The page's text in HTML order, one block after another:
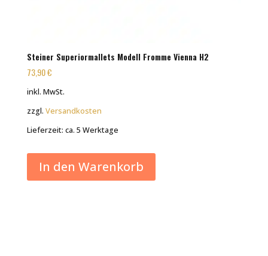
Steiner Superiormallets Modell Fromme Vienna H2
73,90€
inkl. MwSt.
zzgl. Versandkosten
Lieferzeit: ca. 5 Werktage
In den Warenkorb